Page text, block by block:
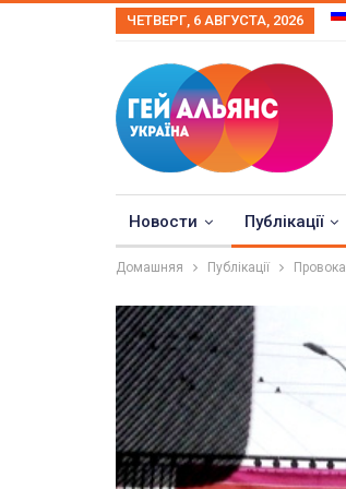
ЧЕТВЕРГ, 6 АВГУСТА, 2026
Новости Публікації
Домашняя Публікації